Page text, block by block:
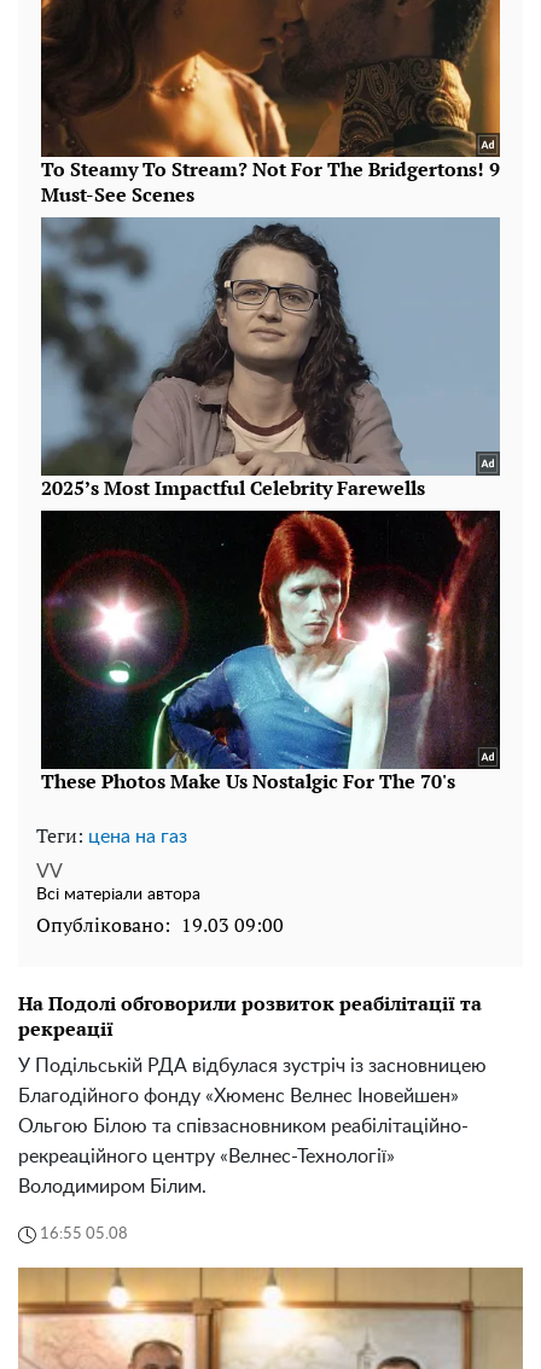
Теги: цена на газ
VV
Всі матеріали автора
Опубліковано: 19.03 09:00
На Подолі обговорили розвиток реабілітації та
рекреації
У Подільській РДА відбулася зустріч із засновницею
Благодійного фонду «Хюменс Велнес Іновейшен»
Ольгою Білою та співзасновником реабілітаційно-
рекреаційного центру «Велнес-Технології»
Володимиром Білим.
16:55 05.08